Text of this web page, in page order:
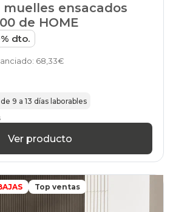
muelles ensacados
de HOME
dto.
68,33€
9 a 13 días laborables
Ver producto
Top ventas